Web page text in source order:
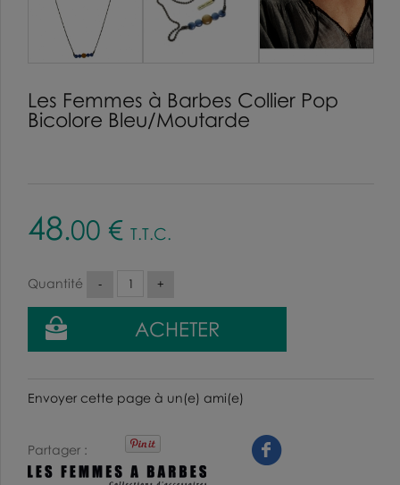
Les Femmes à Barbes Collier Pop
Bicolore Bleu/Moutarde
48.00 € T.T.C.
Quantité
Envoyer cette page à un(e) ami(e)
Partager